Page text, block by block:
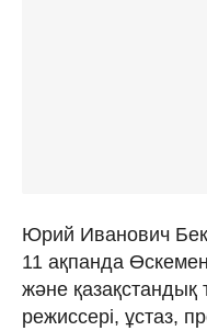
Юрий Иванович
11 ақпанда
және қазақстандық
режиссері, ұстаз,